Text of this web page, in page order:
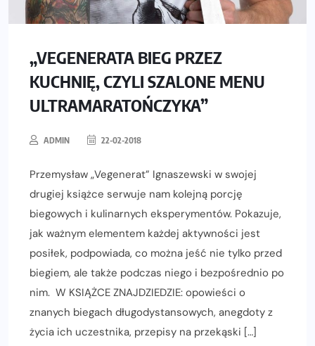
„VEGENERATA BIEG PRZEZ
KUCHNIĘ, CZYLI SZALONE MENU
ULTRAMARATOŃCZYKA”
ADMIN 22-02-2018
Przemysław „Vegenerat” Ignaszewski w swojej
drugiej książce serwuje nam kolejną porcję
biegowych i kulinarnych eksperymentów. Pokazuje,
jak ważnym elementem każdej aktywności jest
posiłek, podpowiada, co można jeść nie tylko przed
biegiem, ale także podczas niego i bezpośrednio po
nim. W KSIĄŻCE ZNAJDZIEDZIE: opowieści o
znanych biegach długodystansowych, anegdoty z
życia ich uczestnika, przepisy na przekąski […]